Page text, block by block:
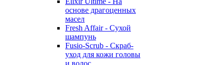
основе драгоценных
масел
Fresh Affair - Сухой
шампунь
Fusio-Scrub - Скраб-
уход для кожи головы
и волос